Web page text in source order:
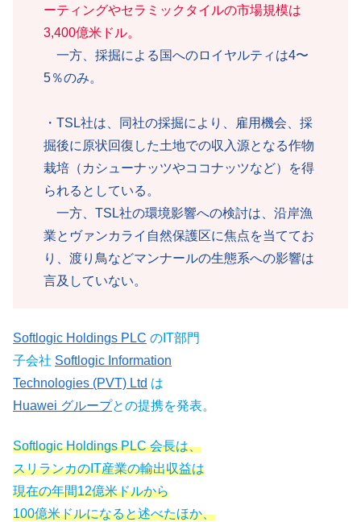
ーティングやセラミックタイルの市場規模は
3,400億米ドル。
一方、採掘による国へのロイヤルティは4〜
5％のみ。
・TSL社は、同社の採掘により、雇用機会、採
掘後に原状回復した土地での収入源となる作物
栽培（カシューナッツやココナッツなど）を得
られるとしている。
一方、TSL社の環境影響への検討は、沿岸漁
業とヴァンカライ自然保護区に焦点を当ててお
り、渡り鳥などマンナールの生態系への影響は
言及していない。
Softlogic Holdings PLC のIT部門
子会社 Softlogic Information
Technologies (PVT) Ltd は
Huawei グループとの提携を発表。
Softlogic Holdings PLC 会長は、
スリランカのIT産業の輸出収益は
現在の年間12億米ドルから
100億米ドルになると述べたほか、